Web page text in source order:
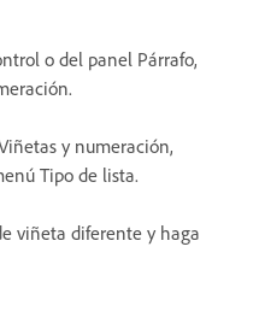
o del panel Párrafo,
y numeración,
Tipo de lista.
viñeta diferente y haga